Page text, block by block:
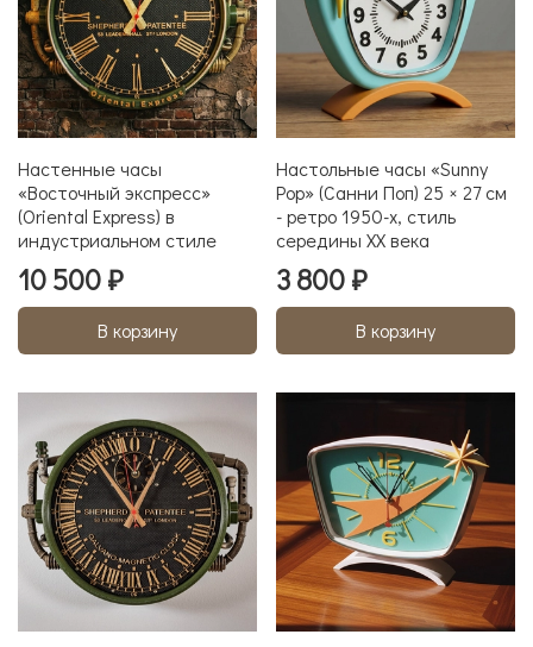
Настенные часы
«Восточный экспресс»
(Oriental Express) в
индустриальном стиле
10 500 ₽
В корзину
Настольные часы «Sunny
Pop» (Санни Поп) 25 × 27 см
- ретро 1950-х, стиль
середины XX века
3 800 ₽
В корзину